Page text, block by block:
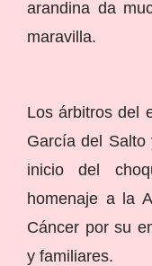
arandina da
maravilla.
Los árbitros del
García del Salto
inicio del
homenaje a la
Cáncer por su
y familiares.